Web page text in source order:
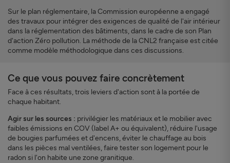
Sur le plan réglementaire, la Commission européenne a engagé
des travaux pour intégrer des exigences de qualité de l'air intérieur
dans la réglementation des bâtiments, dans le cadre de son Plan
d'action Zéro pollution. La méthode de la CNL2 française est citée
comme modèle méthodologique dans ces discussions.
Ce que vous pouvez faire concrètement
Face à ces résultats, trois leviers d'action sont à la portée de
chaque habitant.
Agir sur les sources : privilégier les matériaux et le mobilier avec
faibles émissions en COV (label A+ ou équivalent), réduire l'usage
de bougies parfumées et d'encens, éviter le chauffage au bois
dans les pièces mal ventilées, faire tester son logement pour le
radon si l'on habite une zone granitique.